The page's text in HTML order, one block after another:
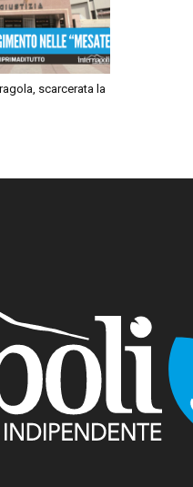
scarcerata la